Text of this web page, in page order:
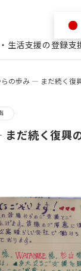
生活支援の登録支
らの歩み ― まだ続く復
だ続く復興